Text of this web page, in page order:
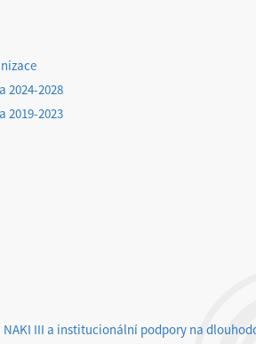
2024-2028
2019-2023
III a institucionální podpory na